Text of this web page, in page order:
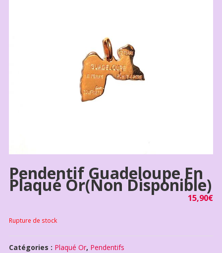
Pendentif Guadeloupe En
Plaqué Or(non Disponible)
15,90€
Rupture de stock
Catégories : Plaqué Or, Pendentifs